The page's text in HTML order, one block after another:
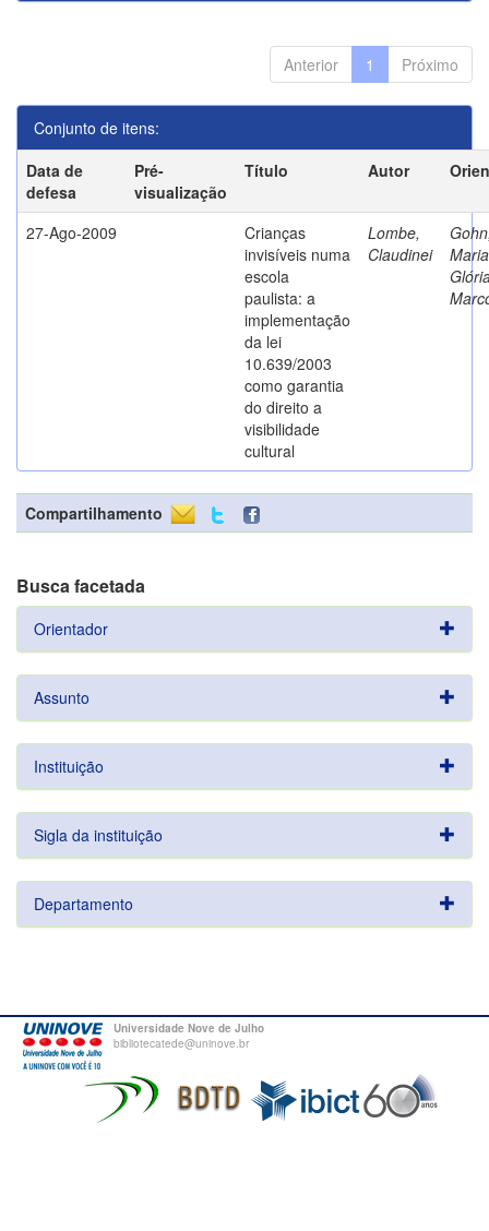
Anterior 1 Próximo
Conjunto de itens:
Data de
defesa
Pré-
visualização
Título Autor
27-Ago-2009
Crianças
invisíveis numa
escola
paulista: a
implementação
da lei
10.639/2003
como garantia
do direito a
visibilidade
cultural
Lombe,
Claudinei
Compartilhamento
Busca facetada
Orientador
Assunto
Instituição
Sigla da instituição
Departamento
Universidade Nove de Julho
bibliotecatede@uninove.br